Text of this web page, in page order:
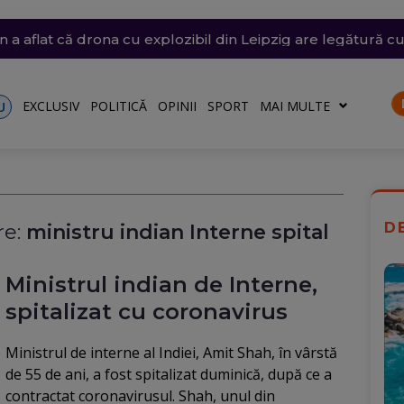
a barjelor pe Dunăre s-a încheiat după 7 ore (Video).
Bulgaria, lângă România, a fost identificată. Ce arată
a aflat că drona cu explozibil din Leipzig are legătură
SUA, să oprească atacurile care au tăiat
vijelii. Trei Coduri galbene, temperaturi de 37 de grade
EXCLUSIV POLITICĂ OPINII SPORT MAI MULTE
ministru indian Interne spital
Ministrul indian de Interne,
spitalizat cu coronavirus
Ministrul de interne al Indiei, Amit Shah, în vârstă
de 55 de ani, a fost spitalizat duminică, după ce a
contractat coronavirusul. Shah, unul din